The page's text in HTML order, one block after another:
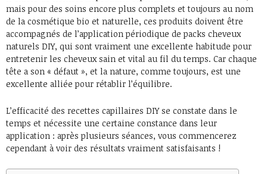
mais pour des soins encore plus complets et toujours au nom
de la cosmétique bio et naturelle, ces produits doivent être
accompagnés de l’application périodique de packs cheveux
naturels DIY, qui sont vraiment une excellente habitude pour
entretenir les cheveux sain et vital au fil du temps. Car chaque
tête a son « défaut », et la nature, comme toujours, est une
excellente alliée pour rétablir l’équilibre.
L’efficacité des recettes capillaires DIY se constate dans le
temps et nécessite une certaine constance dans leur
application : après plusieurs séances, vous commencerez
cependant à voir des résultats vraiment satisfaisants !